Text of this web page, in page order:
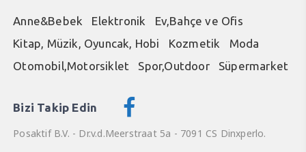
Anne&Bebek Elektronik
Ev,Bahçe ve Ofis
Kitap, Müzik, Oyuncak, Hobi
Kozmetik
Moda
Otomobil,Motorsiklet
Spor,Outdoor Süpermarket
Bizi Takip Edin
Posaktif B.V. - Dr.v.d.Meerstraat 5a - 7091 CS Dinxperlo.